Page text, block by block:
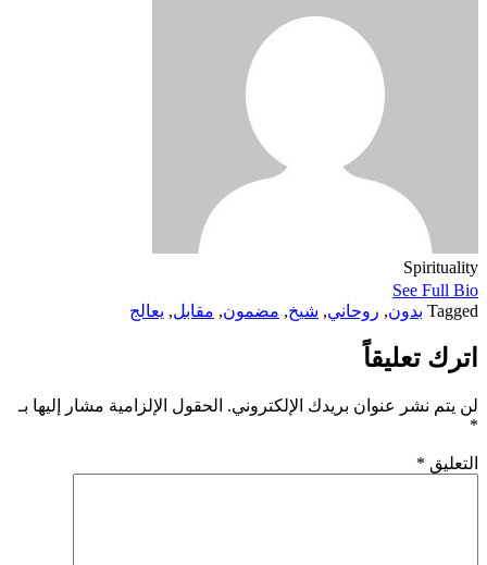
Spirituality
See Full Bio
Tagged بدون, روحاني, شيخ, مضمون, مقابل, يعالج
اترك تعليقاً
لن يتم نشر عنوان بريدك الإلكتروني. الحقول الإلزامية مشار إليها بـ
*
التعليق *